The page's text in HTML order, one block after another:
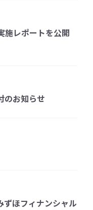
施レポートを公開
のお知らせ
ほフィナンシャル